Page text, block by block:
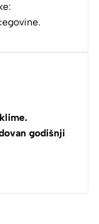
godišnji